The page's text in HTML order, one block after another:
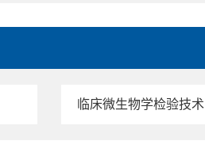
临床微生物学检验技术